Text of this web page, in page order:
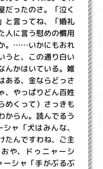
ったのさ。「泣く
と言ってね、「婚礼
人に言う慰めの慣用
。……いかにもおれ
うと、この通り白い
んかはいている。雑
る、金ならどっさ
、やっぱりどん百姓
くって）さっきも
からん。読んでるう
ャ「犬はみんな、
たんですわね、ご主
や、ドゥニャーシ
シャ「手がぶるぶ